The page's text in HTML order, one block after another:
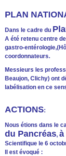
PLAN
Dans le cadre du
A été retenu centre
gastro-
coordonnateurs.
Messieurs les
Beaujon, Clichy) ont
labélisation en ce
ACTIONS:
Nous étions dans le
du Pancréas, à
Scientifique le 6
Il est évoqué :